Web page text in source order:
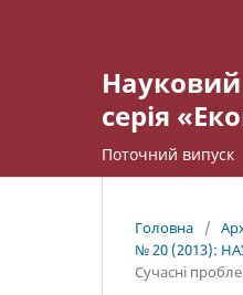
Науковий
серія
Поточний випуск
Головна /
№ 20 (2013):
Cучасні